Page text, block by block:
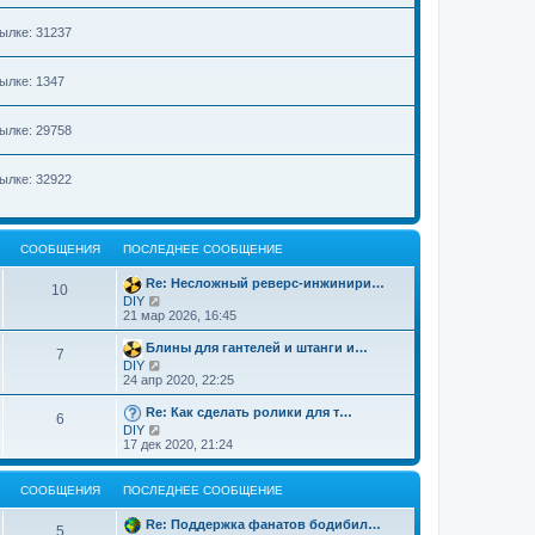
е
ю
31237
1347
29758
32922
СООБЩЕНИЯ ПОСЛЕДНЕЕ СООБЩЕНИЕ
10
Re: Несложный реверс-инжинири…
DIY
е
р
е
й
и
к
п
с
л
е
д
н
м
21 мар 2026, 16:45
7
Блины для гантелей и штанги и…
DIY
е
р
е
й
и
к
о
с
л
24 апр 2020, 22:25
6
Re: Как сделать ролики для т…
DIY
е
р
е
й
т
к
17 дек 2020, 21:24
СООБЩЕНИЯ ПОСЛЕДНЕЕ СООБЩЕНИЕ
5
Re: Поддержка фанатов бодибил…